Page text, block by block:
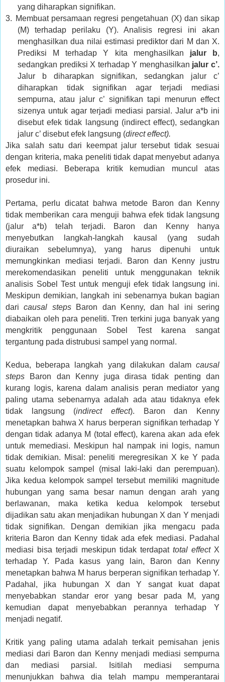
yang diharapkan signifikan.
3. Membuat persamaan regresi pengetahuan (X) dan sikap
(M) terhadap perilaku (Y). Analisis regresi ini akan
menghasilkan dua nilai estimasi prediktor dari M dan X.
Prediksi M terhadap Y kita menghasilkan jalur b,
sedangkan prediksi X terhadap Y menghasilkan jalur c’.
Jalur b diharapkan signifikan, sedangkan jalur c’
diharapkan tidak signifikan agar terjadi mediasi
sempurna, atau jalur c’ signifikan tapi menurun effect
sizenya untuk agar terjadi mediasi parsial. Jalur a*b ini
disebut efek tidak langsung (indirect effect), sedangkan
jalur c’ disebut efek langsung (direct effect).
Jika salah satu dari keempat jalur tersebut tidak sesuai
dengan kriteria, maka peneliti tidak dapat menyebut adanya
efek mediasi. Beberapa kritik kemudian muncul atas
prosedur ini.
Pertama, perlu dicatat bahwa metode Baron dan Kenny
tidak memberikan cara menguji bahwa efek tidak langsung
(jalur a*b) telah terjadi. Baron dan Kenny hanya
menyebutkan langkah-langkah kausal (yang sudah
diuraikan sebelumnya), yang harus dipenuhi untuk
memungkinkan mediasi terjadi. Baron dan Kenny justru
merekomendasikan peneliti untuk menggunakan teknik
analisis Sobel Test untuk menguji efek tidak langsung ini.
Meskipun demikian, langkah ini sebenarnya bukan bagian
daricausal steps Baron dan Kenny, dan hal ini sering
diabaikan oleh para peneliti. Tren terkini juga banyak yang
mengkritik penggunaan Sobel Test karena sangat
tergantung pada distrubusi sampel yang normal.
Kedua, beberapa langkah yang dilakukan dalam causal
steps Baron dan Kenny juga dirasa tidak penting dan
kurang logis, karena dalam analisis peran mediator yang
paling utama sebenarnya adalah ada atau tidaknya efek
tidak langsung (indirect effect). Baron dan Kenny
menetapkan bahwa X harus berperan signifikan terhadap Y
dengan tidak adanya M (total effect), karena akan ada efek
untuk memediasi. Meskipun hal nampak ini logis, namun
tidak demikian. Misal: peneliti meregresikan X ke Y pada
suatu kelompok sampel (misal laki-laki dan perempuan).
Jika kedua kelompok sampel tersebut memiliki magnitude
hubungan yang sama besar namun dengan arah yang
berlawanan, maka ketika kedua kelompok tersebut
dijadikan satu akan menjadikan hubungan X dan Y menjadi
tidak signifikan. Dengan demikian jika mengacu pada
kriteria Baron dan Kenny tidak ada efek mediasi. Padahal
mediasi bisa terjadi meskipun tidak terdapat total effectX
terhadap Y. Pada kasus yang lain, Baron dan Kenny
menetapkan bahwa M harus berperan signifikan terhadap Y.
Padahal, jika hubungan X dan Y sangat kuat dapat
menyebabkan standar eror yang besar pada M, yang
kemudian dapat menyebabkan perannya terhadap Y
menjadi negatif.
Kritik yang paling utama adalah terkait pemisahan jenis
mediasi dari Baron dan Kenny menjadi mediasi sempurna
dan mediasi parsial. Isitilah mediasi sempurna
menunjukkan bahwa dia telah mampu memperantarai